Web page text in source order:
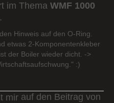
im Thema WMF 1000
Hinweis auf den O-Ring.
etwas 2-Komponentenkleber
der Boiler wieder dicht. ->
:)
auf den Beitrag von